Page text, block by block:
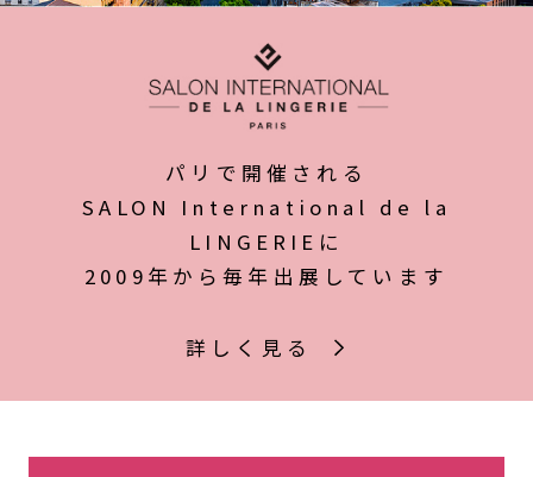
パリで開催される
SALON International de la
LINGERIEに
2009年から毎年出展しています
詳しく見る